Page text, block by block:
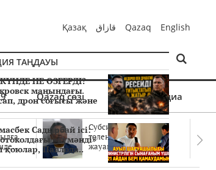
Қазақ قازاق Qazaq English
Qazaq сөзі Мультимедиа
Субсидиялар заңды
төленген бе? Соттағы
жауаптар айыптау..
ТАҢДАУЫ
НЕ ӨЗГЕРДІ?
маңындағы
дрон соғысы және
Садырбай ісі:
«күмәнді»
қоюлар, Павлода..